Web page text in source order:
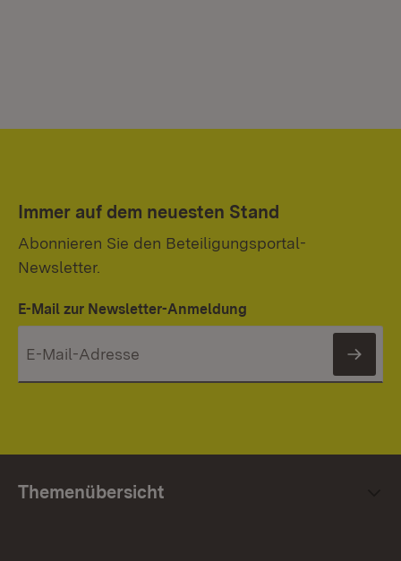
Immer auf dem neuesten Stand
Abonnieren Sie den Beteiligungsportal-
Newsletter.
E-Mail zur Newsletter-Anmeldung
Themenübersicht